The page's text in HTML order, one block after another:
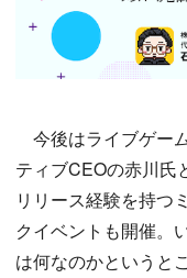
今後はライブゲー
ティブCEOの赤川氏
リリース経験を持つ
クイベントも開催。
は何なのかというと